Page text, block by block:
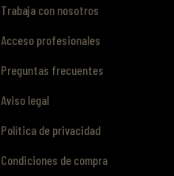
Trabaja con nosotros
Acceso profesionales
Preguntas frecuentes
Aviso legal
Política de privacidad
Condiciones de compra